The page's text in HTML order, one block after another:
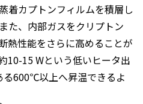
着カプトンフィルムを積層し
た、内部ガスをクリプトン
熱性能をさらに高めることが
10-15 Wという低いヒータ出
る600℃以上へ昇温できるよ